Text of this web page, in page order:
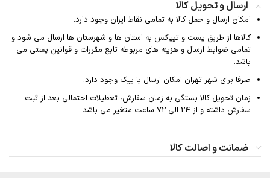
ارسال و تحویل کالا
امکان ارسال و حمل کالا به تمامی نقاط ایران وجود دارد.
کالاها از طریق پست و تیپاکس به استان ها و شهرستان ها ارسال می شود و
تمامی ضوابط ارسال و هزینه های مربوطه تابع مقررات و قوانین پستی می
باشد.
صرفا برای شهر تهران امکان ارسال با پیک وجود دارد.
زمان تحویل کالا بستگی به زمان سفارش، تعطیلات احتمالی بعد از ثبت
سفارش داشته و از 24 الی 72 ساعت متغیر می باشد.
ضمانت و اصالت کالا